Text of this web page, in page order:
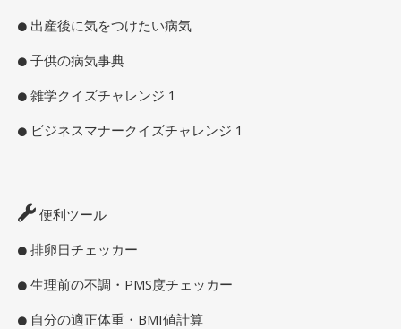
出産後に気をつけたい病気
子供の病気事典
雑学クイズチャレンジ 1
ビジネスマナークイズチャレンジ 1
便利ツール
排卵日チェッカー
生理前の不調・PMS度チェッカー
自分の適正体重・BMI値計算